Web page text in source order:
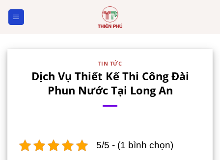
TIN TỨC
Dịch Vụ Thiết Kế Thi Công Đài
Phun Nước Tại Long An
5/5 - (1 bình chọn)